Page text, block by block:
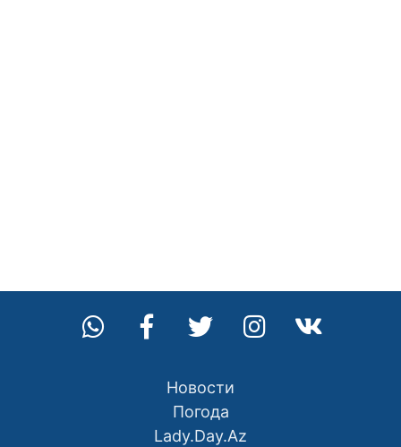
Новости
Погода
Lady.Day.Az